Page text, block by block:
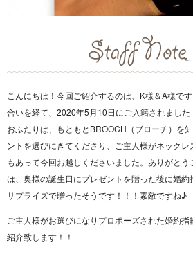
こんにちは！今回ご紹介するのは、K様＆A様で
合いを経て、2020年5月10日にご入籍されました
おふたりは、もともとBROOCH（ブローチ）を
ントを選びにきてくださり、ご主人様がネックレ
もあって今回お越しくださいました。ありがと
は、奥様の誕生日にプレゼントを贈った後に婚
サプライズで贈ったそうです！！！素敵ですね♪
ご主人様がお選びになりプロポーズされた婚約
紹介致します！！